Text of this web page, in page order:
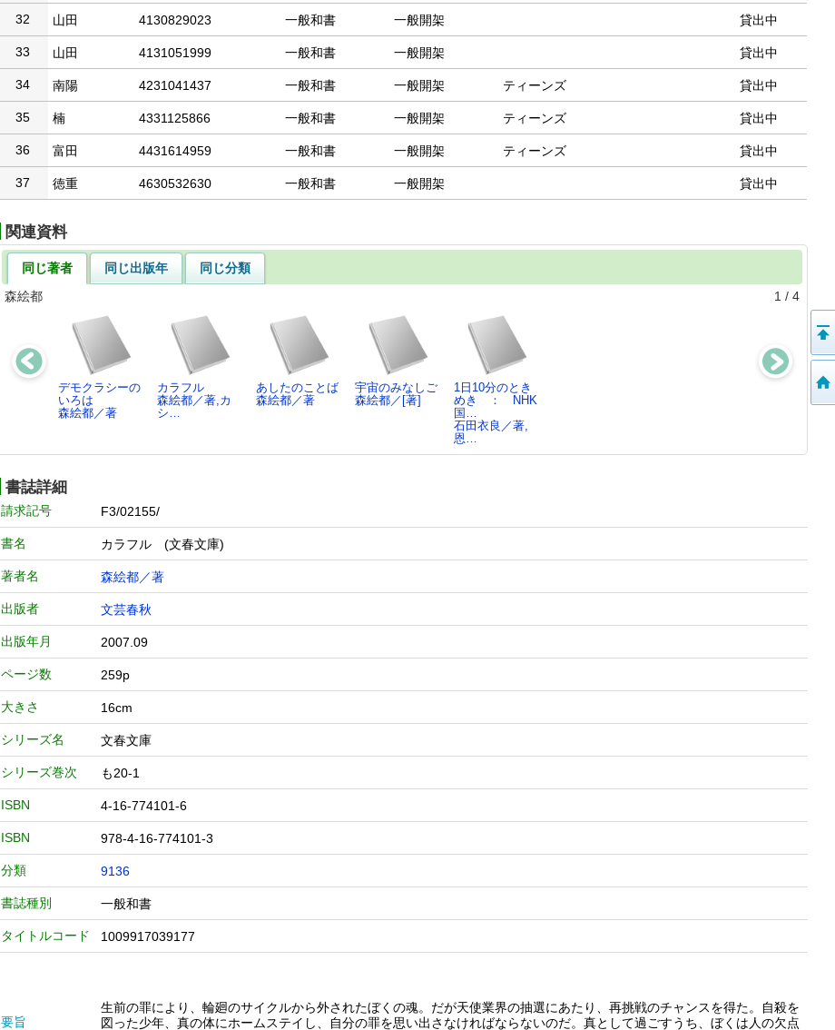
32 山田 4130829023 一般和書 一般開架 貸出中
33 山田 4131051999 一般和書 一般開架 貸出中
34 南陽 4231041437 一般和書 一般開架 ティーンズ 貸出中
35 楠 4331125866 一般和書 一般開架 ティーンズ 貸出中
36 富田 4431614959 一般和書 一般開架 ティーンズ 貸出中
37 徳重 4630532630 一般和書 一般開架 貸出中
関連資料
同じ著者 同じ出版年
同じ分類
森絵都
1 / 4
デモクラシーの
いろは
森絵都／著
カラフル
森絵都／著,カ
シ…
あしたのことば
森絵都／著
宇宙のみなしご
森絵都／[著]
1日10分のとき
めき ： NHK
国…
石田衣良／著,
恩…
書誌詳細
請求記号 F3/02155/
書名 カラフル (文春文庫)
著者名 森絵都／著
出版者 文芸春秋
出版年月 2007.09
ページ数 259p
大きさ 16cm
シリーズ名 文春文庫
シリーズ巻次 も20-1
ISBN 4-16-774101-6
ISBN 978-4-16-774101-3
分類 9136
書誌種別 一般和書
タイトルコード 1009917039177
要旨
生前の罪により、輪廻のサイクルから外されたぼくの魂。だが天使業界の抽選にあたり、再挑戦のチャンスを得た。自殺を
図った少年、真の体にホームステイし、自分の罪を思い出さなければならないのだ。真として過ごすうち、ぼくは人の欠点